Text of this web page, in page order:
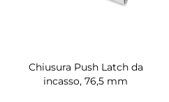
Chiusura Push Latch da
incasso, 76,5 mm